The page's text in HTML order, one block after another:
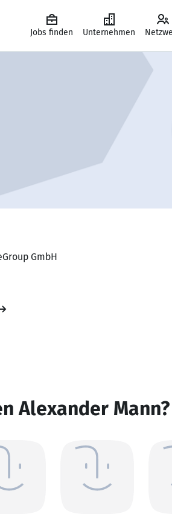
Jobs finden Unternehmen
GmbH
Alexander Mann?